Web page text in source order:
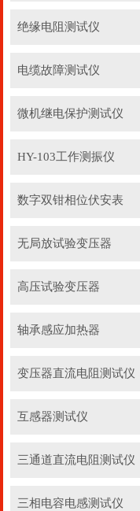
绝缘电阻测试仪
电缆故障测试仪
微机继电保护测试仪
HY-103工作测振仪
数字双钳相位伏安表
无局放试验变压器
高压试验变压器
轴承感应加热器
变压器直流电阻测试仪
互感器测试仪
三通道直流电阻测试仪
三相电容电感测试仪